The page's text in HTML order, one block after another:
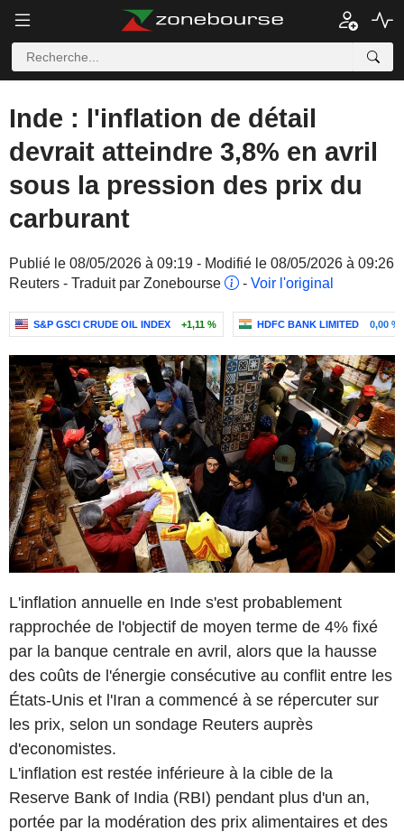
Inde : l'inflation de détail
devrait atteindre 3,8% en avril
sous la pression des prix du
carburant
Publié le 08/05/2026 à 09:19 - Modifié le 08/05/2026 à 09:26
Reuters - Traduit par Zonebourse
- Voir l'original
S&P GSCI CRUDE OIL INDEX +1,11 % HDFC BANK LIMITED 0,00 %
L'inflation annuelle en Inde s'est probablement
rapprochée de l'objectif de moyen terme de 4% fixé
par la banque centrale en avril, alors que la hausse
des coûts de l'énergie consécutive au conflit entre les
États-Unis et l'Iran a commencé à se répercuter sur
les prix, selon un sondage Reuters auprès
d'economistes.
L'inflation est restée inférieure à la cible de la
Reserve Bank of India (RBI) pendant plus d'un an,
portée par la modération des prix alimentaires et des